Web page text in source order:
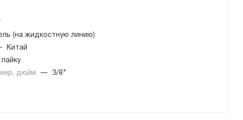
(на жидкостную линию)
Китай
пайку
дюйм
— 3/8"